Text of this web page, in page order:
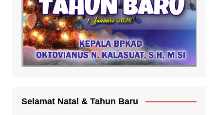
Selamat Natal & Tahun Baru